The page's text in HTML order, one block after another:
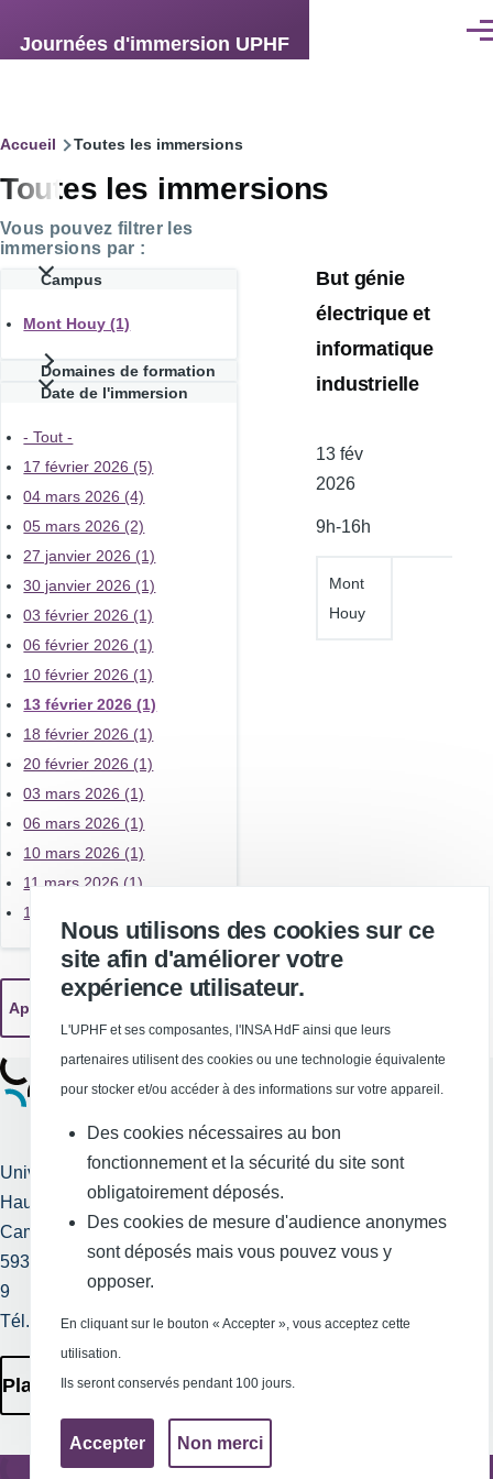
Journées d'immersion UPHF
Fil
d'Ariane
Accueil Toutes les immersions
Toutes les immersions
Vous pouvez filtrer les
immersions par :
Campus
Mont Houy (1)
Domaines de formation
Date de l'immersion
- Tout -
17 février 2026 (5)
04 mars 2026 (4)
05 mars 2026 (2)
27 janvier 2026 (1)
30 janvier 2026 (1)
03 février 2026 (1)
06 février 2026 (1)
10 février 2026 (1)
13 février 2026 (1)
18 février 2026 (1)
20 février 2026 (1)
03 mars 2026 (1)
06 mars 2026 (1)
10 mars 2026 (1)
11 mars 2026 (1)
13 mars 2026 (1)
But génie
électrique et
informatique
industrielle
Date
de
13 fév
2026
9h-16h
Mont
Houy
Université Polytechnique
Hauts-de-France
Campus Mont Houy
59313 Valenciennes cedex
9
Tél. : 03 27 51 12 34
Plan des Campus
Services publics +
Mentions légales et
Requête
Nous utilisons des cookies sur ce
site afin d'améliorer votre
expérience utilisateur.
L'UPHF et ses composantes, l'INSA HdF ainsi que leurs
partenaires utilisent des cookies ou une technologie équivalente
pour stocker et/ou accéder à des informations sur votre appareil.
Des cookies nécessaires au bon
fonctionnement et la sécurité du site sont
obligatoirement déposés.
Des cookies de mesure d'audience anonymes
sont déposés mais vous pouvez vous y
opposer.
En cliquant sur le bouton « Accepter », vous acceptez cette
utilisation.
Ils seront conservés pendant 100 jours.
Accepter Non merci